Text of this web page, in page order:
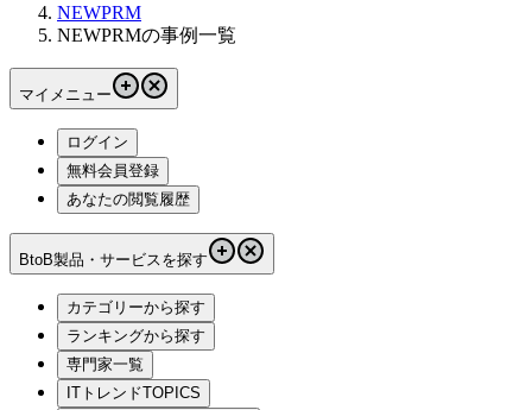
NEWPRM
NEWPRMの事例一覧
マイメニュー
ログイン
無料会員登録
あなたの閲覧履歴
BtoB製品・サービスを探す
カテゴリーから探す
ランキングから探す
専門家一覧
ITトレンドTOPICS